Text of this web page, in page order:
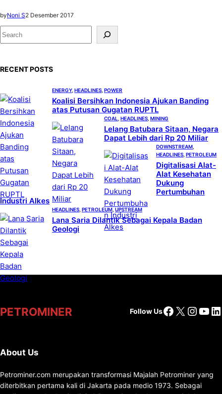
byNoni S2 Desember 2017
S
e
r
h
RECENT POSTS
ENERGY, HEADLINES POWER
Koalisi Bersihkan Indonesia Ajukan Banding
atas Putusan Gugatan RUPTL
COAL HEADLINES MINING
Lelang Batubara Sitaan, Negara
Dapat Lebih dari Rp 20 Miliar
DOWNSTREAM
HEADLINES PETROLEUM
Digitalisasi Alat-
Alat Kesehatan
Dukung
Pertumbuhan
Industri Alkes
HEADLINES PETROLEUM UPSTREAM
Lana Saria Dilantik Sebagai Kepala Badan
Geologi
PETROMINER Follow UsFacebook
X
About Us
Petrominer.com merupakan transformasi Majalah Petrominer yang
diterbitkan pertama kali di Jakarta pada medio 1973. Sebagai